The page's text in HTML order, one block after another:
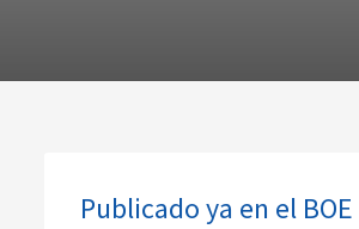
Publicado ya en el